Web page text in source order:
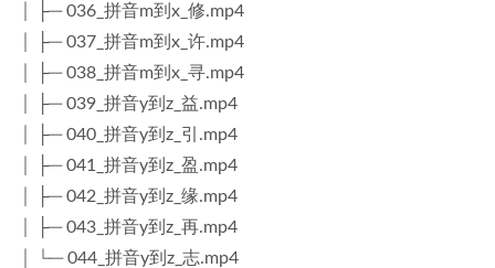
│ ├─ 036_拼音m到x_修.mp4
│ ├─ 037_拼音m到x_许.mp4
│ ├─ 038_拼音m到x_寻.mp4
│ ├─ 039_拼音y到z_益.mp4
│ ├─ 040_拼音y到z_引.mp4
│ ├─ 041_拼音y到z_盈.mp4
│ ├─ 042_拼音y到z_缘.mp4
│ ├─ 043_拼音y到z_再.mp4
│ └─ 044_拼音y到z_志.mp4